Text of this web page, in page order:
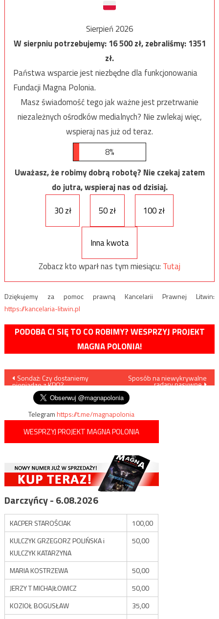
Sierpień 2026
W sierpniu potrzebujemy:16 500zł, zebraliśmy:1351
zł.
Państwa wsparcie jest niezbędne dla funkcjonowania
Fundacji Magna Polonia.
Masz świadomość tego jak ważne jest przetrwanie
niezależnych ośrodków medialnych? Nie zwlekaj więc,
wspieraj nas już od teraz.
8%
Uważasz, że robimy dobrą robotę? Nie czekaj zatem
do jutra, wspieraj nas od dzisiaj.
30 zł
50 zł 100 zł
Inna kwota
Zobacz kto wparł nas tym miesiącu: Tutaj
Dziękujemy za pomoc prawną Kancelarii Prawnej Litwin:
https://kancelaria-litwin.pl
PODOBA CI SIĘ TO CO ROBIMY? WESPRZYJ PROJEKT
MAGNA POLONIA!
Nawigacja
wpisu
Sondaż: Czy dostaniemy
pieniądze z KPO?
Sposób na niewykrywalne
radary pasywne
Telegramhttps://t.me/magnapolonia
WESPRZYJ PROJEKT MAGNA POLONIA
Darczyńcy - 6.08.2026
KACPER STAROŚCIAK
100,00
KULCZYK GRZEGORZ POLIŃSKA i
KULCZYK KATARZYNA
50,00
MARIA KOSTRZEWA
50,00
JERZY T MICHAJŁOWICZ
50,00
KOZIOŁ BOGUSŁAW
35,00